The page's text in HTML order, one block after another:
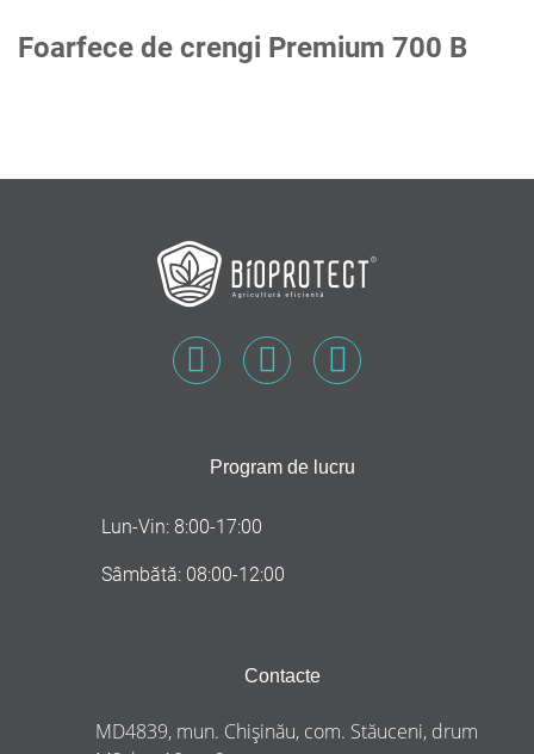
Foarfece de crengi Premium 700 B
Program de lucru
Lun-Vin: 8:00-17:00
Sâmbătă: 08:00-12:00
Contacte
MD4839, mun. Chișinău, com. Stăuceni, drum